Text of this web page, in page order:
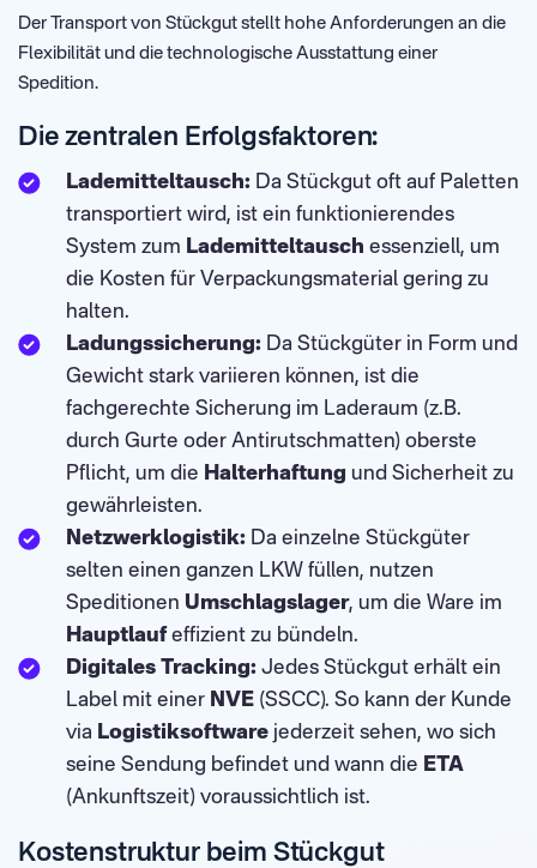
Der Transport von Stückgut stellt hohe Anforderungen an die
Flexibilität und die technologische Ausstattung einer
Spedition.
Die zentralen Erfolgsfaktoren:
Lademitteltausch: Da Stückgut oft auf Paletten
transportiert wird, ist ein funktionierendes
System zum Lademitteltausch essenziell, um
die Kosten für Verpackungsmaterial gering zu
halten.
Ladungssicherung: Da Stückgüter in Form und
Gewicht stark variieren können, ist die
fachgerechte Sicherung im Laderaum (z.B.
durch Gurte oder Antirutschmatten) oberste
Pflicht, um die Halterhaftung und Sicherheit zu
gewährleisten.
Netzwerklogistik: Da einzelne Stückgüter
selten einen ganzen LKW füllen, nutzen
Speditionen Umschlagslager, um die Ware im
Hauptlauf effizient zu bündeln.
Digitales Tracking: Jedes Stückgut erhält ein
Label mit einer NVE (SSCC). So kann der Kunde
via Logistiksoftware jederzeit sehen, wo sich
seine Sendung befindet und wann die ETA
(Ankunftszeit) voraussichtlich ist.
Kostenstruktur beim Stückgut